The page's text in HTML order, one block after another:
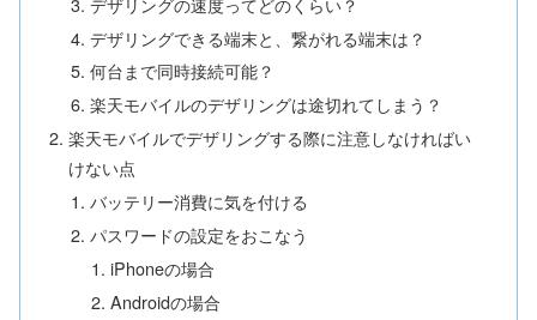
デザリングできる端末と、繋がれる端末は？
何台まで同時接続可能？
楽天モバイルのデザリングは途切れてしまう？
楽天モバイルでデザリングする際に注意しなければい
けない点
バッテリー消費に気を付ける
パスワードの設定をおこなう
iPhoneの場合
Androidの場合